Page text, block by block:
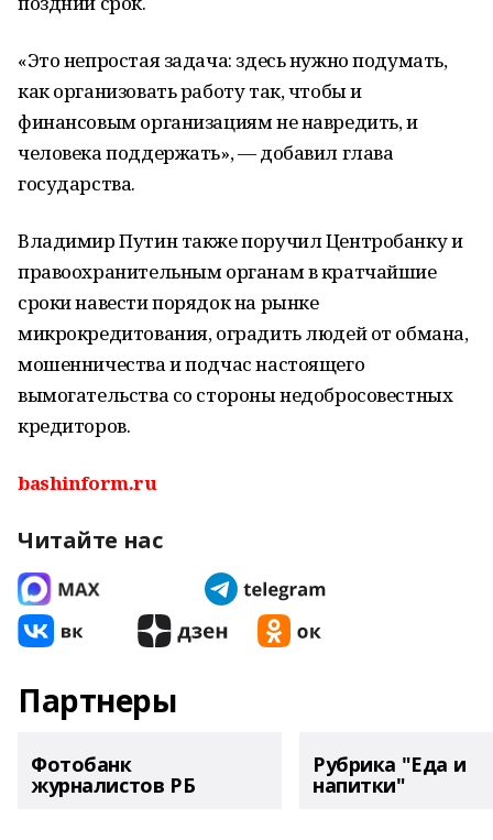
«Это непростая задача: здесь нужно подумать,
как организовать работу так, чтобы и
финансовым организациям не навредить, и
человека поддержать», — добавил глава
государства.
Владимир Путин также поручил Центробанку и
правоохранительным органам в кратчайшие
сроки навести порядок на рынке
микрокредитования, оградить людей от обмана,
мошенничества и подчас настоящего
вымогательства со стороны недобросовестных
кредиторов.
bashinform.ru
Читайте нас
Партнеры
Фотобанк
журналистов РБ
Рубрика "Еда и
напитки"